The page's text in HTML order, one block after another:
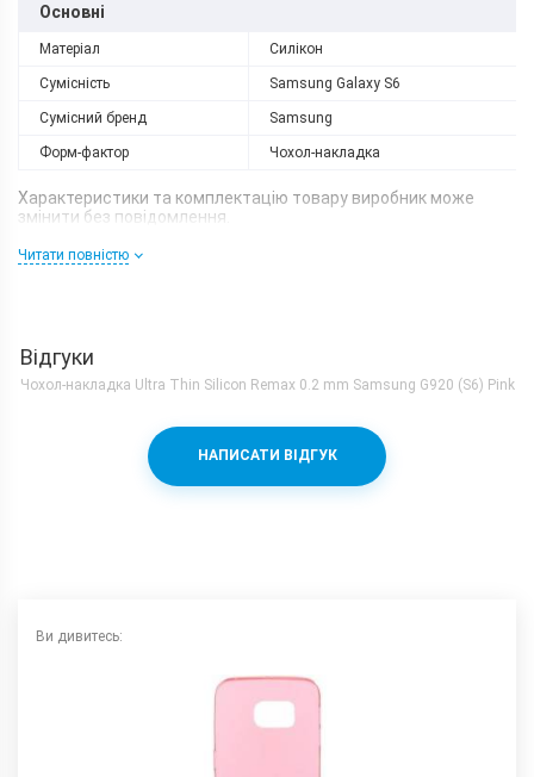
Основні
Матеріал Силікон
Сумісність Samsung Galaxy S6
Сумісний бренд Samsung
Форм-фактор Чохол-накладка
Характеристики та комплектацію товару виробник може
змінити без повідомлення.
Читати повністю
Відгуки
Чохол-накладка Ultra Thin Silicon Remax 0.2 mm Samsung G920 (S6) Pink
НАПИСАТИ ВІДГУК
Ви дивитесь: